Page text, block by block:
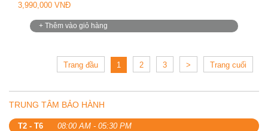
5000mAh/Android PIE)
3,990,000 VNĐ
+ Thêm vào giỏ hàng
Trang đầu 1 2 3 > Trang cuối
TRUNG TÂM BẢO HÀNH
T2 - T6
08:00 AM - 05:30 PM